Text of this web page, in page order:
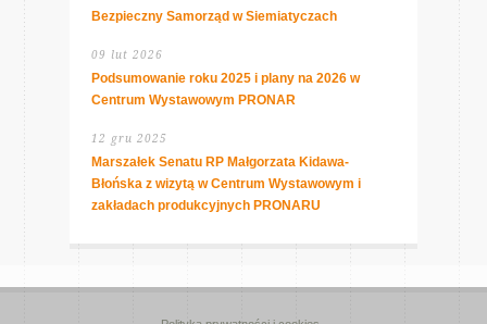
Bezpieczny Samorząd w Siemiatyczach
09 lut 2026
Podsumowanie roku 2025 i plany na 2026 w
Centrum Wystawowym PRONAR
12 gru 2025
Marszałek Senatu RP Małgorzata Kidawa-
Błońska z wizytą w Centrum Wystawowym i
zakładach produkcyjnych PRONARU